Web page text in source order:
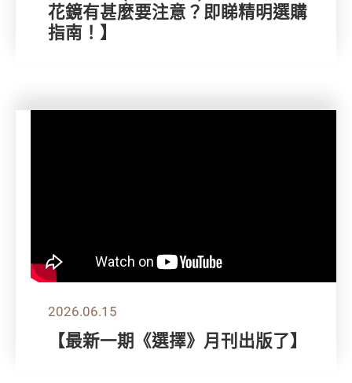
花鏡有甚麼要注意？即睇精明選購
指南！】
2026.06.15
【最新一期《選擇》月刊出版了】